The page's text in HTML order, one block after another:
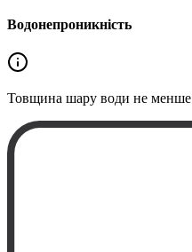
Водонепроникність
Товщина шару води не менше